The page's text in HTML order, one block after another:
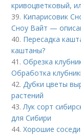
кривоцветковый,
39. Кипарисовик
Сноу Вайт —
40. Пересадка
каштаны?
41.Обрезка
Обработка
42.Дубки цветы
растений
43.Лук сорт
для Сибири
44.Хорошие